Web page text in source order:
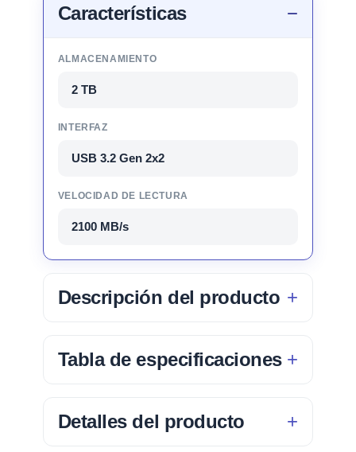
Características
ALMACENAMIENTO
2 TB
INTERFAZ
USB 3.2 Gen 2x2
VELOCIDAD DE LECTURA
2100 MB/s
Descripción del producto
Tabla de especificaciones
Detalles del producto